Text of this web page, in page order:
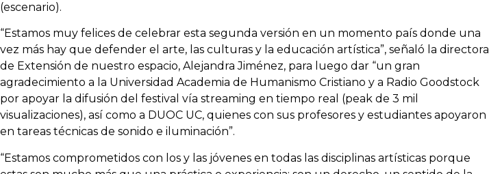
(escenario).
“Estamos muy felices de celebrar esta segunda versión en un momento país donde una
vez más hay que defender el arte, las culturas y la educación artística”, señaló la directora
de Extensión de nuestro espacio, Alejandra Jiménez, para luego dar “un gran
agradecimiento a la Universidad Academia de Humanismo Cristiano y a Radio Goodstock
por apoyar la difusión del festival vía streaming en tiempo real (peak de 3 mil
visualizaciones), así como a DUOC UC, quienes con sus profesores y estudiantes apoyaron
en tareas técnicas de sonido e iluminación”.
“Estamos comprometidos con los y las jóvenes en todas las disciplinas artísticas porque